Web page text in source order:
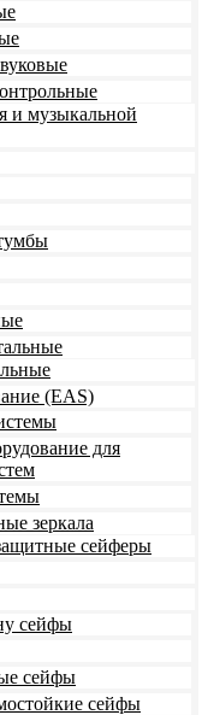
и музыкальной
(EAS)
для
зеркала
сейферы
сейфы
сейфы
сейфы